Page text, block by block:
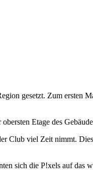
gesetzt. Zum ersten
obersten Etage des
Club viel Zeit nimmt.
sich die P!xels auf das